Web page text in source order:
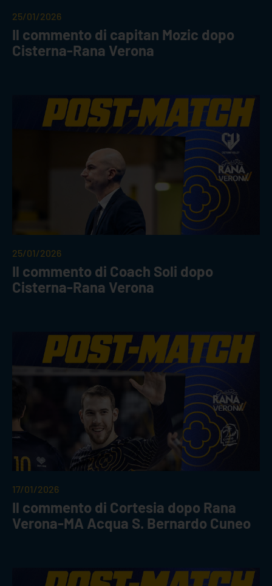
25/01/2026
Il commento di capitan Mozic dopo
Cisterna-Rana Verona
25/01/2026
Il commento di Coach Soli dopo
Cisterna-Rana Verona
17/01/2026
Il commento di Cortesia dopo Rana
Verona-MA Acqua S. Bernardo Cuneo